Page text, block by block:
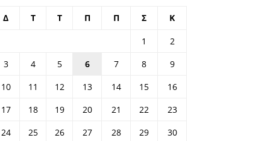
Δ Τ Τ Π Π Σ Κ
1
2
3
4 5 6 7 8
9
10
11 12 13 14 15
16
17
18 19 20 21 22
23
24
25 26 27 28 29 30